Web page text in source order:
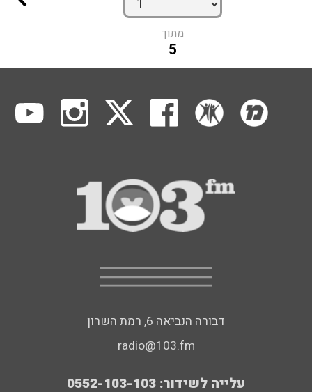
מתוך
5
דבורה הנביאה 6, רמת השרון
radio@103.fm
עלייה לשידור: 0552-103-103